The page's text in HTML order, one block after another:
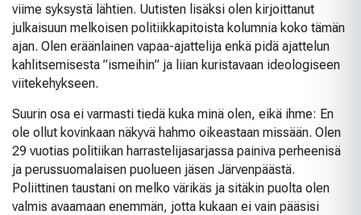
viime syksystä lähtien. Uutisten lisäksi olen kirjoittanut
julkaisuun melkoisen politiikkapitoista kolumnia koko tämän
ajan. Olen eräänlainen vapaa-ajattelija enkä pidä ajattelun
kahlitsemisesta ”ismeihin” ja liian kuristavaan ideologiseen
viitekehykseen.
Suurin osa ei varmasti tiedä kuka minä olen, eikä ihme: En
ole ollut kovinkaan näkyvä hahmo oikeastaan missään. Olen
29 vuotias politiikan harrastelijasarjassa painiva perheenisä
ja perussuomalaisen puolueen jäsen Järvenpäästä.
Poliittinen taustani on melko värikäs ja sitäkin puolta olen
valmis avaamaan enemmän, jotta kukaan ei vain pääsisi